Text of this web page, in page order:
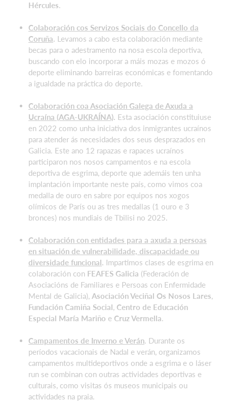
Hércules.
Colaboración cos Servizos Sociais do Concello da
Coruña. Levamos a cabo esta colaboración mediante
becas para o adestramento na nosa escola deportiva,
buscando con elo incorporar a máis mozas e mozos ó
deporte eliminando barreiras económicas e fomentando
a igualdade na práctica do deporte.
Colaboración coa Asociación Galega de Axuda a
Ucraína (AGA-UKRAÍNA). Esta asociación constituiuse
en 2022 como unha iniciativa dos inmigrantes ucraínos
para atender ás necesidades dos seus desprazados en
Galicia. Este ano 12 rapazas e rapaces ucraínos
participaron nos nosos campamentos e na escola
deportiva de esgrima, deporte que ademáis ten unha
implantación importante neste país, como vimos coa
medalla de ouro en sabre por equipos nos xogos
olímicos de París ou as tres medallas (1 ouro e 3
bronces) nos mundiais de Tbilisi no 2025.
Colaboración con entidades para a axuda a persoas
en situación de vulnerabilidade, discapacidade ou
diversidade funcional. Impartimos clases de esgrima en
colaboración con FEAFES Galicia (Federación de
Asociacións de Familiares e Persoas con Enfermidade
Mental de Galicia), Asociación Veciñal Os Nosos Lares,
Fundación Camiña Social, Centro de Educación
Especial María Mariño e Cruz Vermella.
Campamentos de Inverno e Verán. Durante os
períodos vacacionais de Nadal e verán, organizamos
campamentos multideportivos onde a esgrima e o láser
run se combinan con outras actividades deportivas e
culturais, como visitas ós museos municipais ou
actividades na praia.